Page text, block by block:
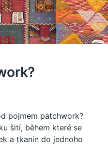
pojmem patchwork?
šití, během které se
a tkanin do jednoho